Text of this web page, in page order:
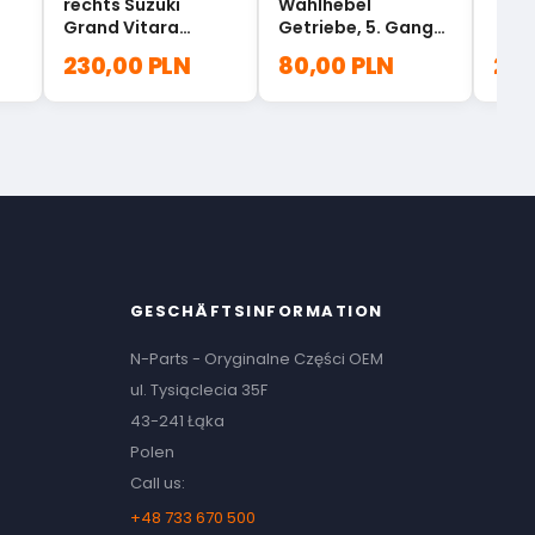
Grand Vitara
230,00 PLN
Getriebe, 5. Gang
25231-60MA0
80,00 PLN
GESCHÄFTSINFORMATION
N-Parts - Oryginalne Części OEM
ul. Tysiąclecia 35F
43-241 Łąka
Polen
Call us:
+48 733 670 500